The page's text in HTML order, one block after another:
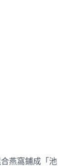
燕窩鋪成「池